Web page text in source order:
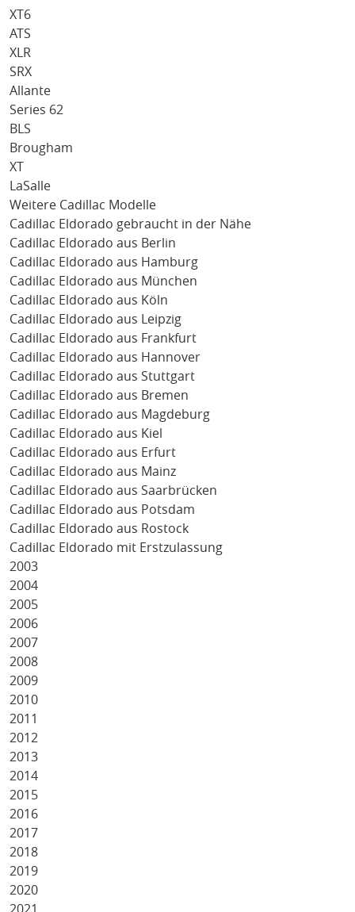
XT6
ATS
XLR
SRX
Allante
Series 62
BLS
Brougham
XT
LaSalle
Weitere Cadillac Modelle
Cadillac Eldorado gebraucht in der Nähe
Cadillac Eldorado aus Berlin
Cadillac Eldorado aus Hamburg
Cadillac Eldorado aus München
Cadillac Eldorado aus Köln
Cadillac Eldorado aus Leipzig
Cadillac Eldorado aus Frankfurt
Cadillac Eldorado aus Hannover
Cadillac Eldorado aus Stuttgart
Cadillac Eldorado aus Bremen
Cadillac Eldorado aus Magdeburg
Cadillac Eldorado aus Kiel
Cadillac Eldorado aus Erfurt
Cadillac Eldorado aus Mainz
Cadillac Eldorado aus Saarbrücken
Cadillac Eldorado aus Potsdam
Cadillac Eldorado aus Rostock
Cadillac Eldorado mit Erstzulassung
2003
2004
2005
2006
2007
2008
2009
2010
2011
2012
2013
2014
2015
2016
2017
2018
2019
2020
2021